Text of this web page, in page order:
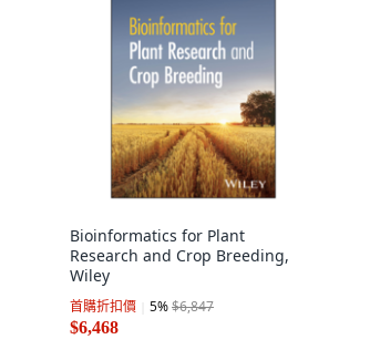
Bioinformatics for Plant
Research and Crop Breeding,
Wiley
首購折扣價 5%$6,847
$6,468